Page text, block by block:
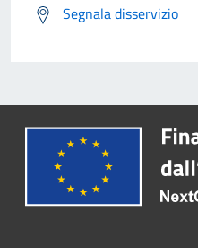
Segnala disservizio